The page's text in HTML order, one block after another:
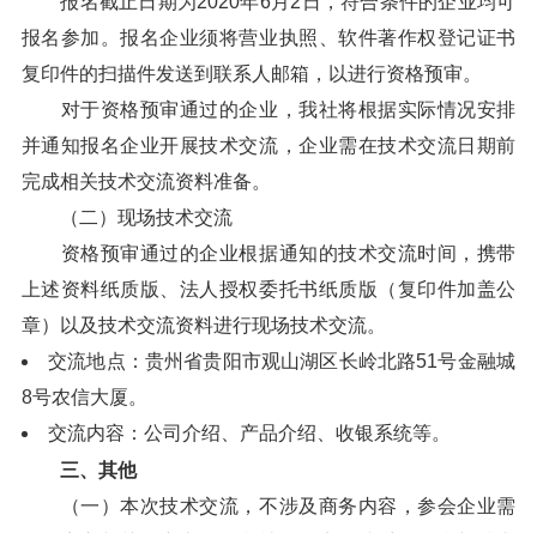
报名参加。报名企业须将营业执照、软件著作权登记证书
复印件的扫描件发送到联系人邮箱，以进行资格预审。
对于资格预审通过的企业，我社将根据实际情况安排
并通知报名企业开展技术交流，企业需在技术交流日期前
完成相关技术交流资料准备。
（二）现场技术交流
资格预审通过的企业根据通知的技术交流时间，携带
上述资料纸质版、法人授权委托书纸质版（复印件加盖公
章）以及技术交流资料进行现场技术交流。
交流地点：贵州省贵阳市观山湖区长岭北路51号金融城
8号农信大厦。
交流内容：公司介绍、产品介绍、收银系统等。
三、其他
（一）本次技术交流，不涉及商务内容，参会企业需